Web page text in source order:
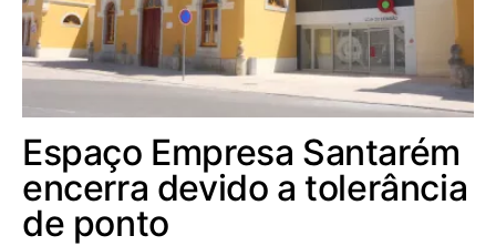
Espaço Empresa Santarém
encerra devido a tolerância
de ponto